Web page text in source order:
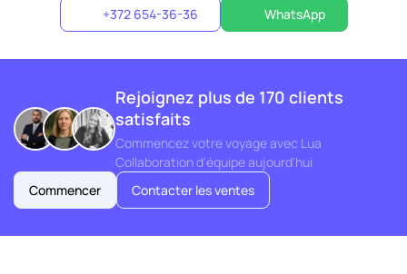
+372 654-36-36 WhatsApp
Rejoignez plus de 170 clients
satisfaits
Commencez votre voyage avec Lua
Collaboration d'équipe aujourd'hui
Commencer
Contacter les ventes